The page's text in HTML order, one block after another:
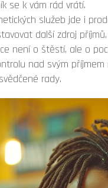
se k vám rád vrátí.
služeb jde i
další zdroj
není o štěstí, ale o
nad svým
rady.